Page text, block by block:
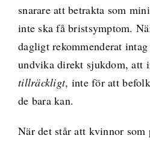
snarare att betrakta som
inte ska få bristsymptom.
dagligt rekommenderat
undvika direkt sjukdom, att
tillräckligt, inte för att
de bara kan.
När det står att kvinnor